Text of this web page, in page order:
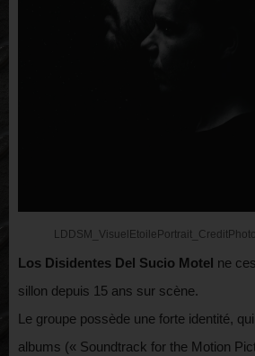
Los Disidentes Del Sucio Motel ne
sillon depuis 15 ans sur scène.
Le groupe possède une forte identité,
albums (« Soundtrack for the Motion